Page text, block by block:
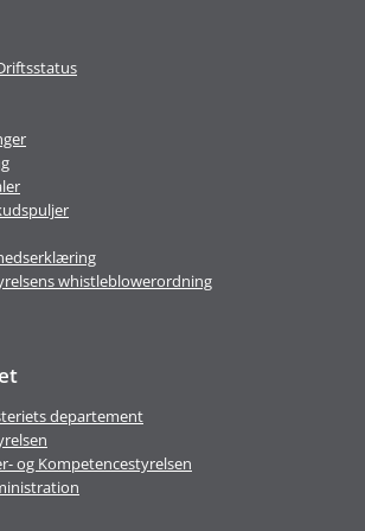
whistleblowerordning
departement
og Kompetencestyrelsen